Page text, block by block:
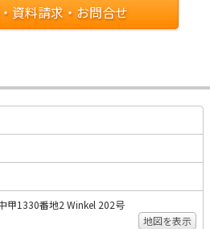
資料請求・お問合せ
甲1330番地2 Winkel 202号
地図を表示